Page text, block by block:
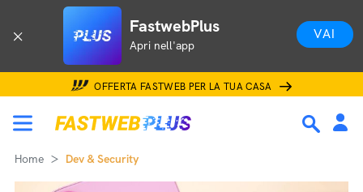
FastwebPlus
Apri nell'app
VAI
OFFERTA FASTWEB PER LA TUA CASA
Home Dev & Security